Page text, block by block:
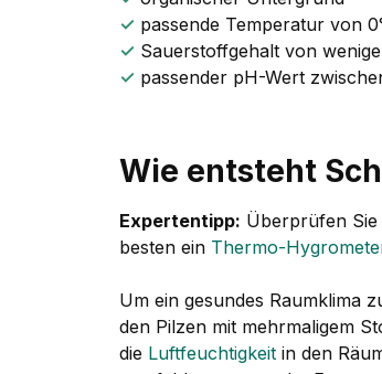
✓ passende Temperatur von
✓ Sauerstoffgehalt von
✓ passender pH-Wert
Wie entsteht
Expertentipp: Überprüfen Sie
besten ein Thermo-
Um ein gesundes Raumklima
den Pilzen mit mehrmaligem
die Luftfeuchtigkeit in den